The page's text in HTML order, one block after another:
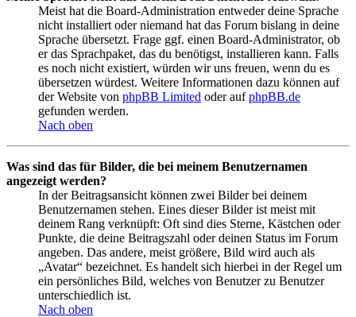
Meist hat die Board-Administration entweder deine Sprache
nicht installiert oder niemand hat das Forum bislang in deine
Sprache übersetzt. Frage ggf. einen Board-Administrator, ob
er das Sprachpaket, das du benötigst, installieren kann. Falls
es noch nicht existiert, würden wir uns freuen, wenn du es
übersetzen würdest. Weitere Informationen dazu können auf
der Website von phpBB Limited oder aufphpBB.de
gefunden werden.
Nach oben
Was sind das für Bilder, die bei meinem Benutzernamen
angezeigt werden?
In der Beitragsansicht können zwei Bilder bei deinem
Benutzernamen stehen. Eines dieser Bilder ist meist mit
deinem Rang verknüpft: Oft sind dies Sterne, Kästchen oder
Punkte, die deine Beitragszahl oder deinen Status im Forum
angeben. Das andere, meist größere, Bild wird auch als
„Avatar“ bezeichnet. Es handelt sich hierbei in der Regel um
ein persönliches Bild, welches von Benutzer zu Benutzer
unterschiedlich ist.
Nach oben